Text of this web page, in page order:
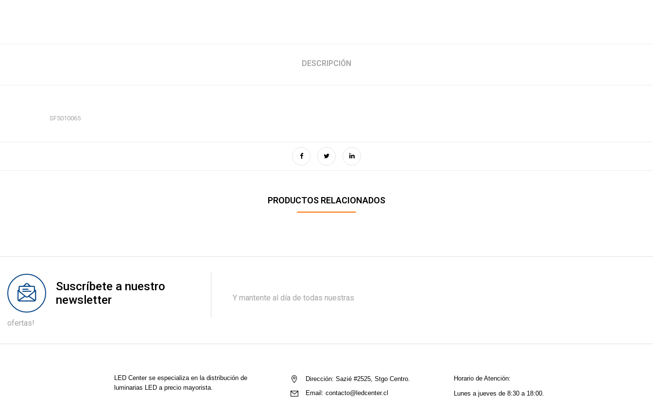
DESCRIPCIÓN
SF5010065
PRODUCTOS RELACIONADOS
Suscríbete a nuestro
newsletter
Y mantente al día de todas nuestras
ofertas!
LED Centerse especializa en la distribución de
luminarias LED a precio mayorista.
Dirección: Sazié #2525, Stgo Centro.
Email: contacto@ledcenter.cl
Horario de Atención:
Lunes a jueves de 8:30 a 18:00.